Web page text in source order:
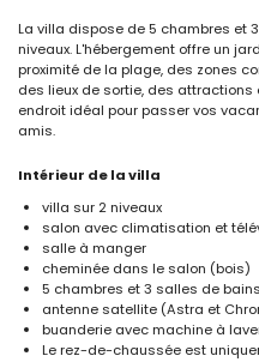
La villa dispose de 5 chambres et
niveaux. L'hébergement offre un
proximité de la plage, des zones
des lieux de sortie, des
endroit idéal pour passer vos
amis.
Intérieur de la villa
villa sur 2 niveaux
salon avec climatisation et
salle à manger
cheminée dans le salon (bois)
5 chambres et 3 salles de bains
antenne satellite (Astra et
buanderie avec machine à
Le rez-de-chaussée est